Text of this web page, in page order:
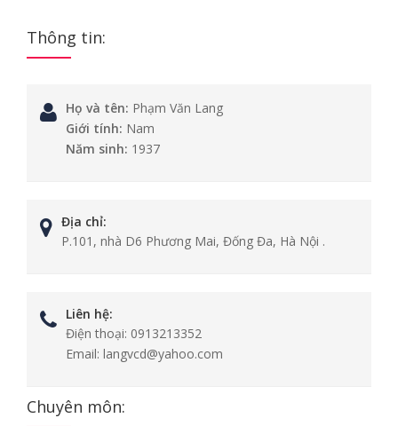
Thông tin:
Họ và tên: Phạm Văn Lang
Giới tính: Nam
Năm sinh: 1937
Địa chỉ:
P.101, nhà D6 Phương Mai, Đống Đa, Hà Nội .
Liên hệ:
Điện thoại: 0913213352
Email: langvcd@yahoo.com
Chuyên môn: